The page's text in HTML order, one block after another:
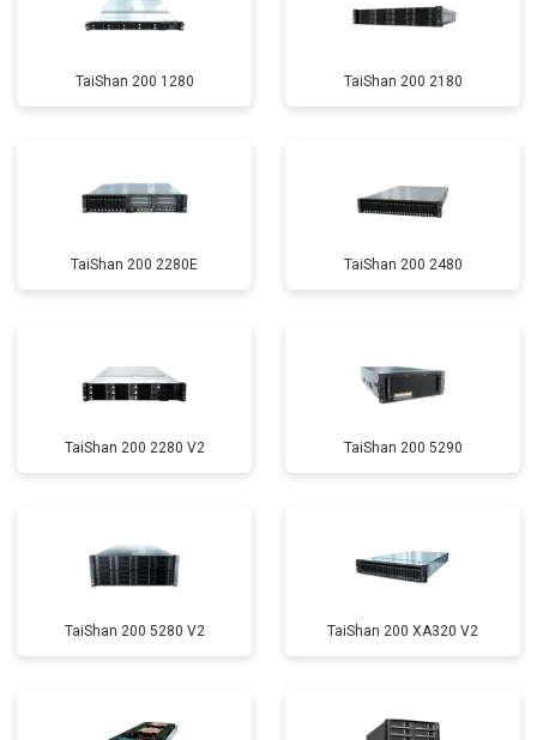
TaiShan 200 1280 TaiShan 200 2180
TaiShan 200 2280E TaiShan 200 2480
TaiShan 200 2280 V2 TaiShan 200 5290
TaiShan 200 5280 V2 TaiShan 200 XA320 V2